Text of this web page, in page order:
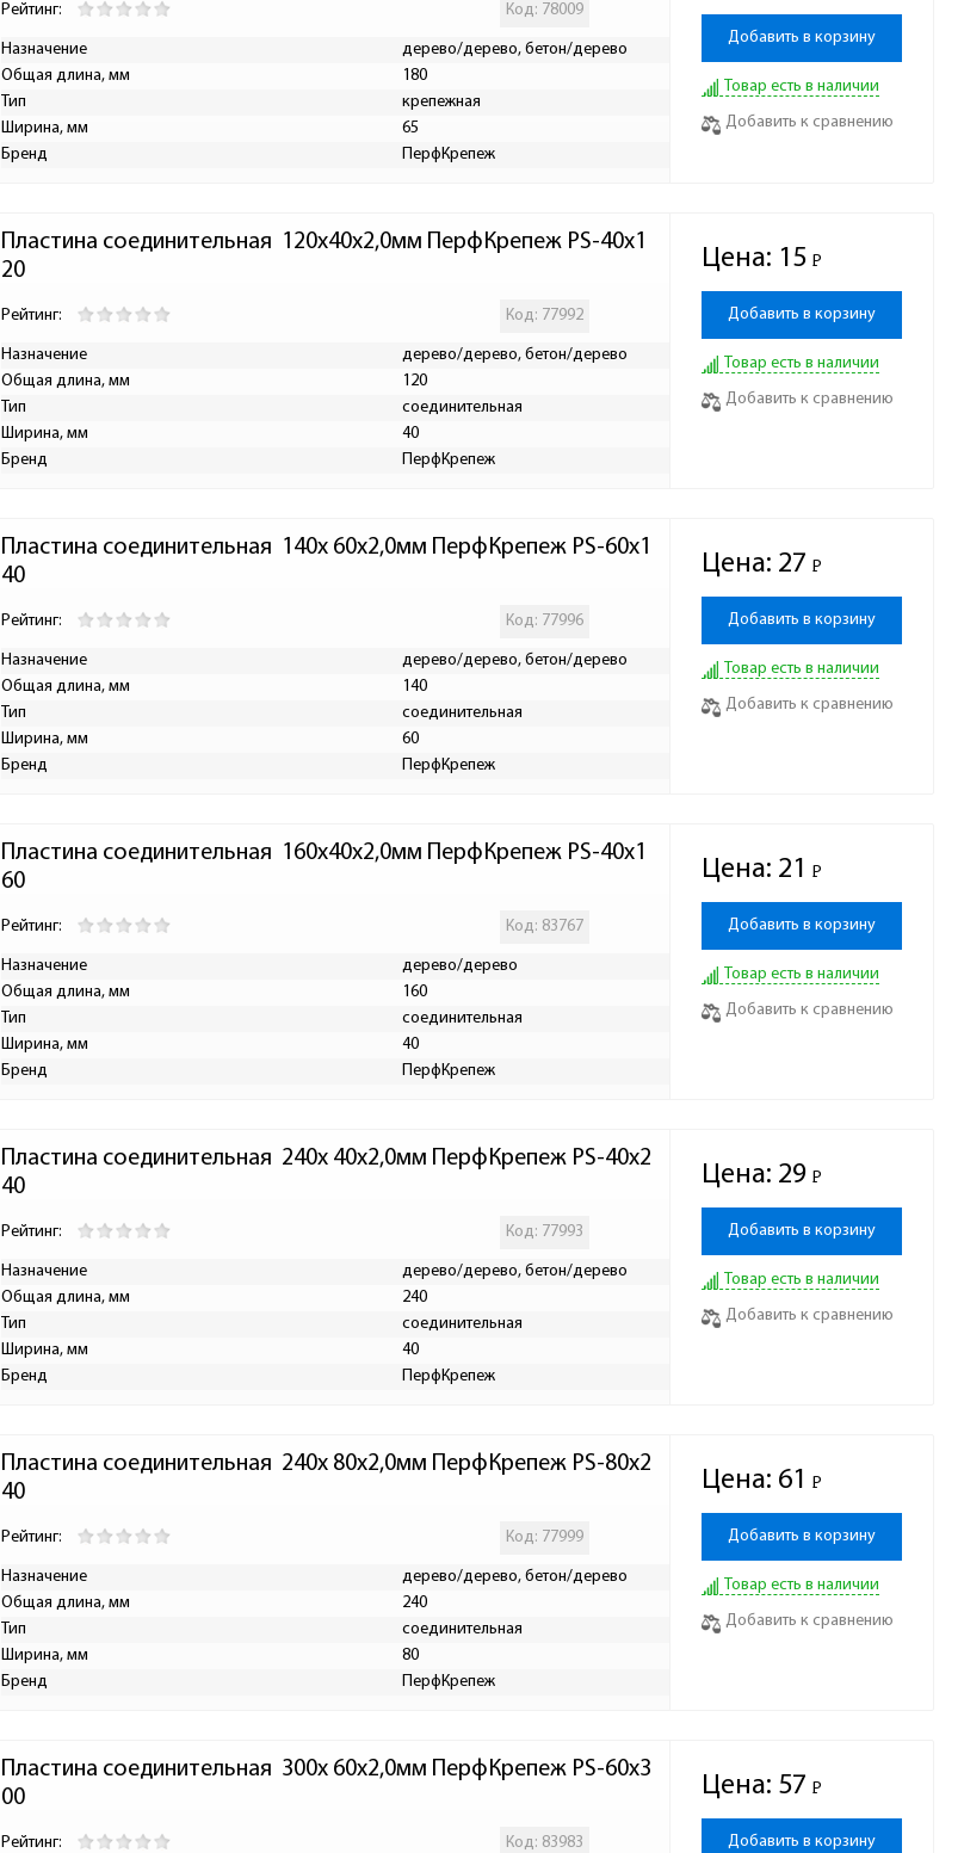
Рейтинг: Код: 78009
Назначение
дерево/дерево, бетон/дерево
Общая длина, мм
180
Тип
крепежная
Ширина, мм
65
Бренд
ПерфКрепеж
Добавить в корзину
Товар есть в наличии
Добавить к сравнению
Пластина соединительная  120х40х2,0мм ПерфКрепеж PS-40х1
20
Рейтинг: Код: 77992
Назначение
дерево/дерево, бетон/дерево
Общая длина, мм
120
Тип
соединительная
Ширина, мм
40
Бренд
ПерфКрепеж
Цена: 15 Р
-
Добавить в корзину
Товар есть в наличии
Добавить к сравнению
Пластина соединительная  140х 60х2,0мм ПерфКрепеж PS-60х1
40
Рейтинг: Код: 77996
Назначение
дерево/дерево, бетон/дерево
Общая длина, мм
140
Тип
соединительная
Ширина, мм
60
Бренд
ПерфКрепеж
Цена: 27 Р
-
Добавить в корзину
Товар есть в наличии
Добавить к сравнению
Пластина соединительная  160х40х2,0мм ПерфКрепеж PS-40х1
60
Рейтинг: Код: 83767
Назначение
дерево/дерево
Общая длина, мм
160
Тип
соединительная
Ширина, мм
40
Бренд
ПерфКрепеж
Цена: 21 Р
-
Добавить в корзину
Товар есть в наличии
Добавить к сравнению
Пластина соединительная  240х 40х2,0мм ПерфКрепеж PS-40х2
40
Рейтинг: Код: 77993
Назначение
дерево/дерево, бетон/дерево
Общая длина, мм
240
Тип
соединительная
Ширина, мм
40
Бренд
ПерфКрепеж
Цена: 29 Р
-
Добавить в корзину
Товар есть в наличии
Добавить к сравнению
Пластина соединительная  240х 80х2,0мм ПерфКрепеж PS-80х2
40
Рейтинг: Код: 77999
Назначение
дерево/дерево, бетон/дерево
Общая длина, мм
240
Тип
соединительная
Ширина, мм
80
Бренд
ПерфКрепеж
Цена: 61 Р
-
Добавить в корзину
Товар есть в наличии
Добавить к сравнению
Пластина соединительная  300х 60х2,0мм ПерфКрепеж PS-60х3
00
Рейтинг: Код: 83983
Цена: 57 Р
-
Добавить в корзину